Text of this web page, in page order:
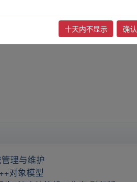
下一篇：孙鑫C++教程(全20讲
理与维护
对象模型
十天内不显示 确认